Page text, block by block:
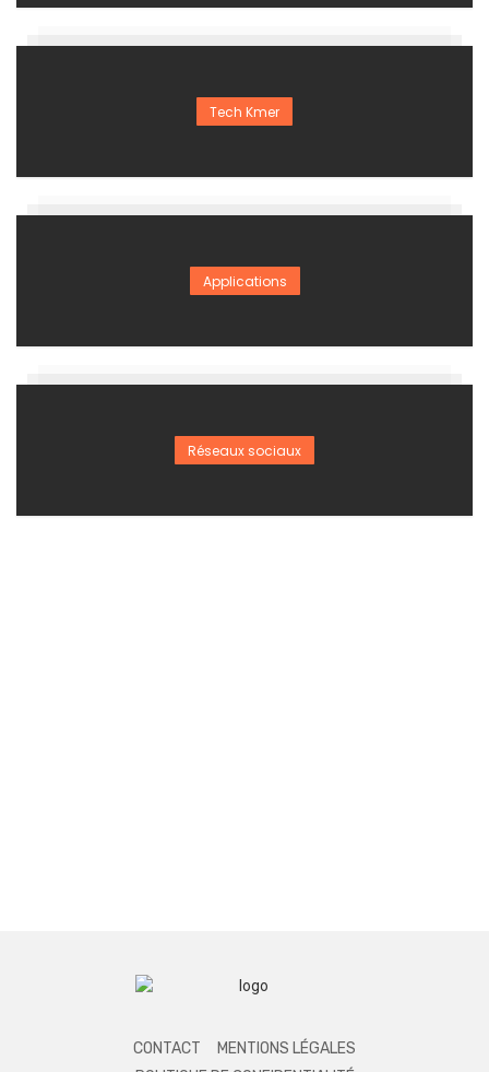
Tech Kmer
Applications
Réseaux sociaux
CONTACT
MENTIONS LÉGALES